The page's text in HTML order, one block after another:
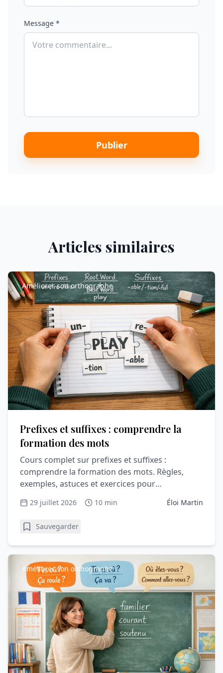
Message *
Publier
Articles similaires
Améliorer son orthographe
Prefixes et suffixes : comprendre la
formation des mots
Cours complet sur prefixes et suffixes :
comprendre la formation des mots. Règles,
exemples, astuces et exercices pour
29 juillet 2026 10 min Éloi Martin
Sauvegarder
Améliorer son orthographe